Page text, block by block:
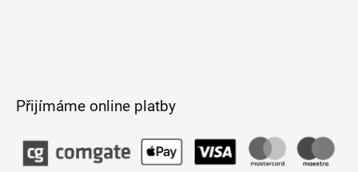
Přijímáme online platby